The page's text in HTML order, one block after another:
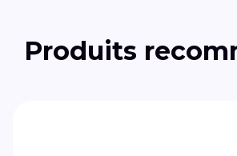
Produits